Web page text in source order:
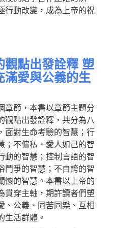
行動改變，成為上帝的祝
觀點出發詮釋 塑
滿愛與公義的生
章節，本書以章節主題分
觀點出發詮釋，共分為八
面對生命考驗的智慧；行
；不偏私、愛人如己的智
動的智慧；控制言語的智
鬥爭的智慧；不自誇的智
懷的智慧。本書以上帝的
貫穿主軸，期許讀者們塑
、公義、同苦同樂、互相
生活群體。